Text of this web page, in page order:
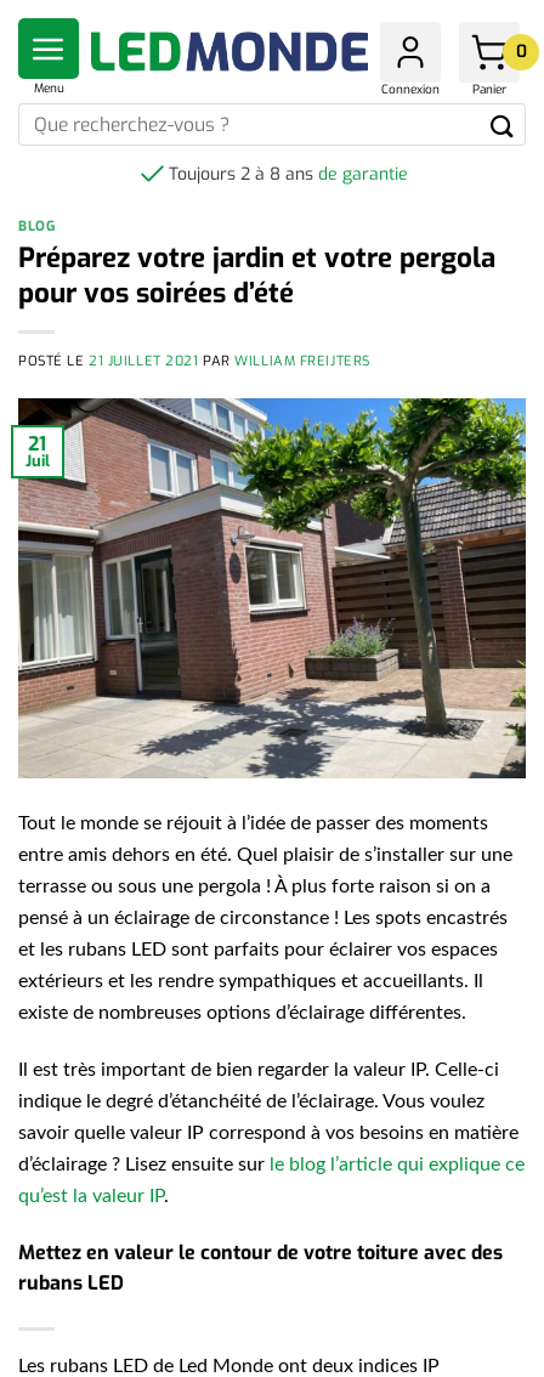
Skip
content
Menu Connexion Panier
0
Que
recherchez-
Toujours 2 à 8 ans de garantie
BLOG
Préparez votre jardin et votre pergola
pour vos soirées d’été
POSTÉ LE21 JUILLET 2021 PARWILLIAM FREIJTERS
21
Juil
Tout le monde se réjouit à l’idée de passer des moments
entre amis dehors en été. Quel plaisir de s’installer sur une
terrasse ou sous une pergola ! À plus forte raison si on a
pensé à un éclairage de circonstance ! Les spots encastrés
et les rubans LED sont parfaits pour éclairer vos espaces
extérieurs et les rendre sympathiques et accueillants. Il
existe de nombreuses options d’éclairage différentes.
Il est très important de bien regarder la valeur IP. Celle-ci
indique le degré d’étanchéité de l’éclairage. Vous voulez
savoir quelle valeur IP correspond à vos besoins en matière
d’éclairage ? Lisez ensuite sur le blog l’article qui explique ce
qu’est la valeur IP.
Mettez en valeur le contour de votre toiture avec des
rubans LED
Les rubans LED de Led Monde ont deux indices IP